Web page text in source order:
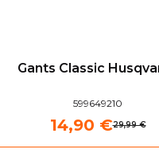
Gants Classic
599649210
29,99 €
14,90 €